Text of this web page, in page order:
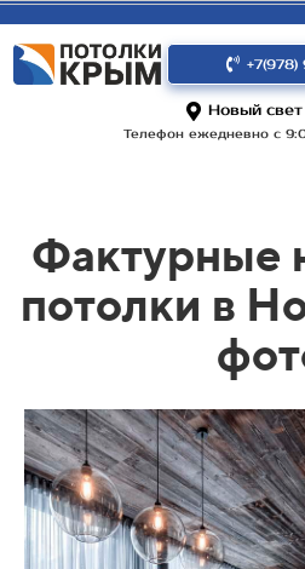
Новый свет
Телефон ежедневно с
Фактурные
потолки в